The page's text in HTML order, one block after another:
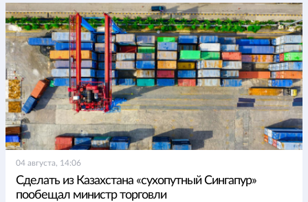
04 августа, 14:06
Сделать из Казахстана «сухопутный Сингапур»
пообещал министр торговли